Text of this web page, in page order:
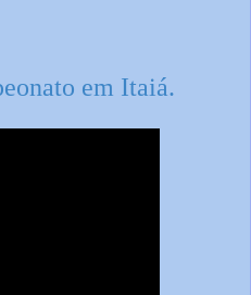
em Itaiá.